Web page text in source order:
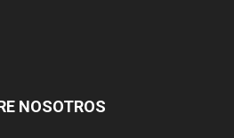
NOSOTROS